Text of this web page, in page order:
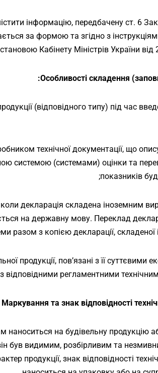
інформацію, передбачену ст. 6
за формою та згідно з
Кабінету Міністрів України
Особливості складення
(відповідного типу) під час
технічної документації, що
системою (системами) оцінки та
показників
декларація складена іноземним
на державну мову. Переклад
разом з копією декларації,
продукції, пов’язані з її суттєвими
відповідними регламентними
Маркування та знак відповідності
наноситься на будівельну продукцію
був видимим, розбірливим та
продукції, знак відповідності